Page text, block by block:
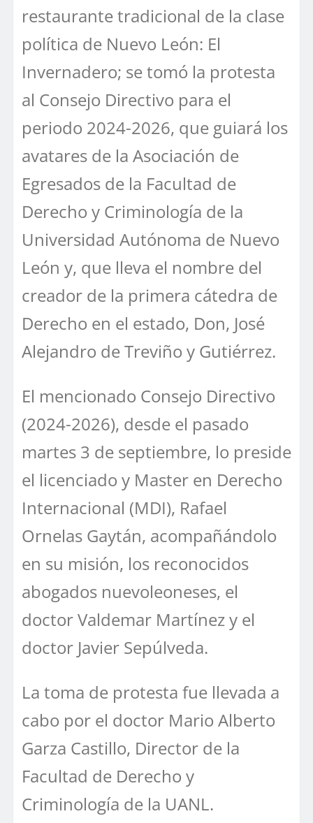
restaurante tradicional de la clase
política de Nuevo León: El
Invernadero; se tomó la protesta
al Consejo Directivo para el
periodo 2024-2026, que guiará los
avatares de la Asociación de
Egresados de la Facultad de
Derecho y Criminología de la
Universidad Autónoma de Nuevo
León y, que lleva el nombre del
creador de la primera cátedra de
Derecho en el estado, Don, José
Alejandro de Treviño y Gutiérrez.
El mencionado Consejo Directivo
(2024-2026), desde el pasado
martes 3 de septiembre, lo preside
el licenciado y Master en Derecho
Internacional (MDI), Rafael
Ornelas Gaytán, acompañándolo
en su misión, los reconocidos
abogados nuevoleoneses, el
doctor Valdemar Martínez y el
doctor Javier Sepúlveda.
La toma de protesta fue llevada a
cabo por el doctor Mario Alberto
Garza Castillo, Director de la
Facultad de Derecho y
Criminología de la UANL.